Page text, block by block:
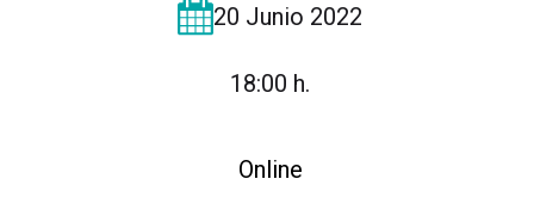
20 Junio 2022
18:00 h.
Online